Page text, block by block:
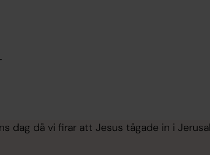
dag då vi firar att Jesus tågade in i